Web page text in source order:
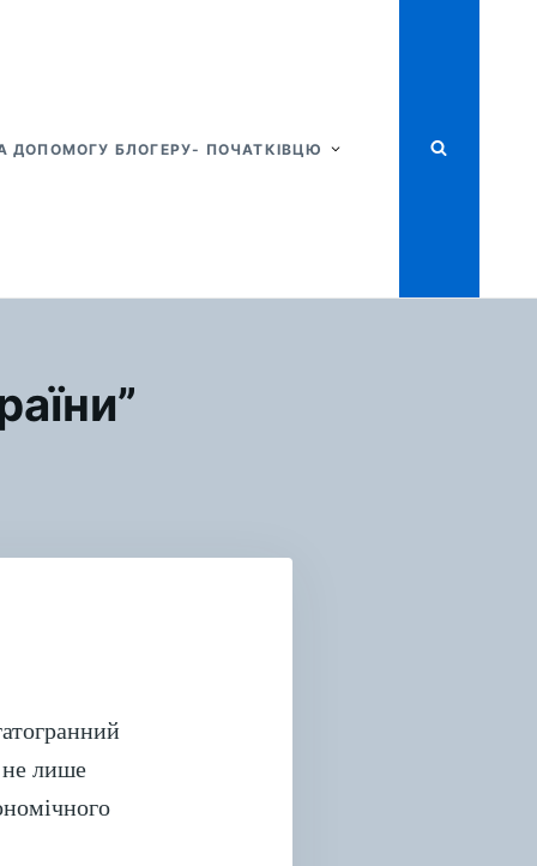
ДОПОМОГУ БЛОГЕРУ- ПОЧАТКІВЦЮ
не лише